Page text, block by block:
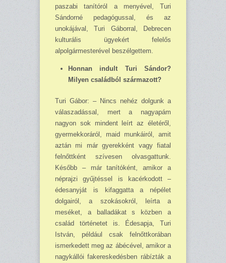
paszabi tanítóról a menyével, Turi
Sándorné pedagógussal, és az
unokájával, Turi Gáborral, Debrecen
kulturális ügyekért felelős
alpolgármesterével beszélgettem.
Honnan indult Turi Sándor?
Milyen családból származott?
Turi Gábor: – Nincs nehéz dolgunk a
válaszadással, mert a nagyapám
nagyon sok mindent leírt az életéről,
gyermekkoráról, maid munkáiról, amit
aztán mi már gyerekként vagy fiatal
felnőttként szívesen olvasgattunk.
Később – már tanítóként, amikor a
néprajzi gyűjtéssel is kacérkodott –
édesanyját is kifaggatta a népélet
dolgairól, a szokásokról, leírta a
meséket, a balladákat s közben a
család történetet is. Édesapja, Turi
István, például csak felnőttkorában
ismerkedett meg az ábécével, amikor a
nagykállói fakereskedésben rábízták a